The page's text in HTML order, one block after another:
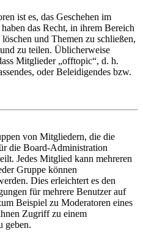
ist es, das Geschehen im
das Recht, in ihrem Bereich
und Themen zu schließen,
zu teilen. Üblicherweise
Mitglieder „offtopic“, d. h.
oder Beleidigendes bzw.
von Mitgliedern, die die
die Board-Administration
Jedes Mitglied kann mehreren
Gruppe können
Dies erleichtert es den
für mehrere Benutzer auf
Beispiel zu Moderatoren eines
Zugriff zu einem
geben.